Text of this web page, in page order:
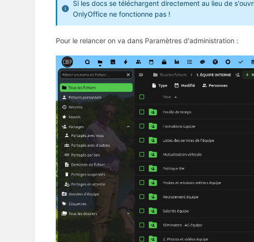
Si les docs se téléchargent directement au lieu de
OnlyOffice ne fonctionne pas !
Pour le relancer on va dans Paramètres d'administration :